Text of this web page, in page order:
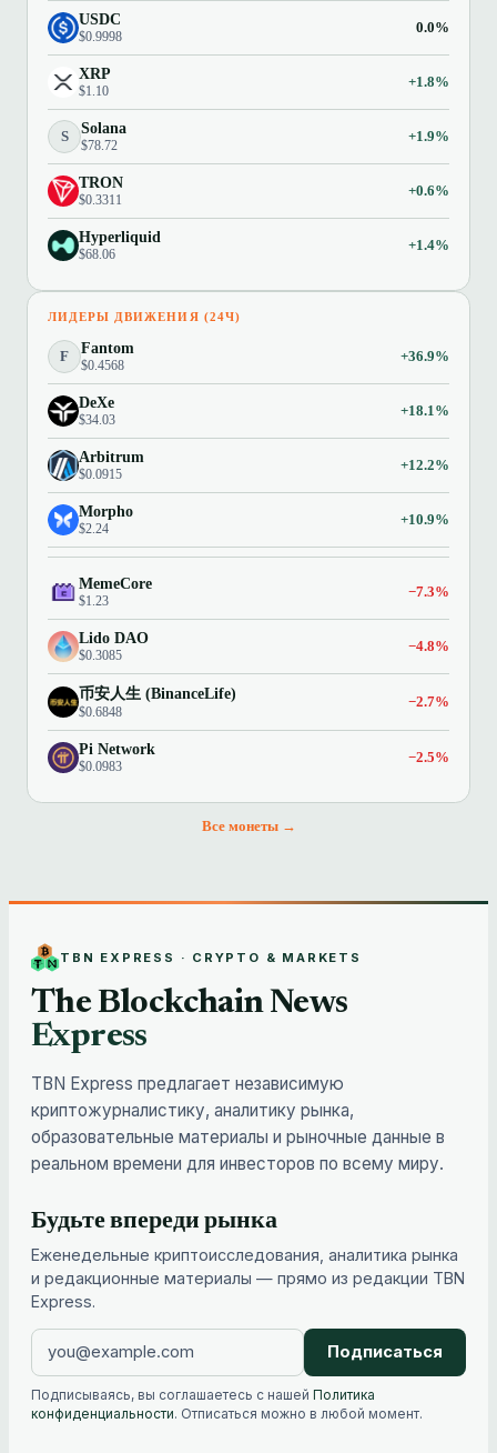
USDC
$0.9998
0.0%
XRP
$1.10
+1.8%
S Solana
$78.72
+1.9%
TRON
$0.3311
+0.6%
Hyperliquid
$68.06
+1.4%
ЛИДЕРЫ ДВИЖЕНИЯ (24Ч)
F Fantom
$0.4568
+36.9%
DeXe
$34.03
+18.1%
Arbitrum
$0.0915
+12.2%
Morpho
$2.24
+10.9%
MemeCore
$1.23
−7.3%
Lido DAO
$0.3085
−4.8%
币安人生 (BinanceLife)
$0.6848
−2.7%
Pi Network
$0.0983
−2.5%
Все монеты →
TBN EXPRESS · CRYPTO & MARKETS
The Blockchain News
Express
TBN Express предлагает независимую
криптожурналистику, аналитику рынка,
образовательные материалы и рыночные данные в
реальном времени для инвесторов по всему миру.
Будьте впереди рынка
Еженедельные криптоисследования, аналитика рынка
и редакционные материалы — прямо из редакции TBN
Express.
Подписаться
Подписываясь, вы соглашаетесь с нашей Политика
конфиденциальности. Отписаться можно в любой момент.